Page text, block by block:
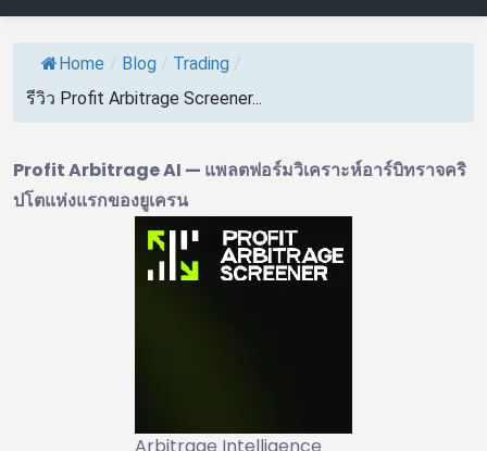
Home / Blog / Trading /
รีวิว Profit Arbitrage Screener...
Profit Arbitrage AI — แพลตฟอร์มวิเคราะห์อาร์บิทราจคริ
ปโตแห่งแรกของยูเครน
Arbitrage Intelligence